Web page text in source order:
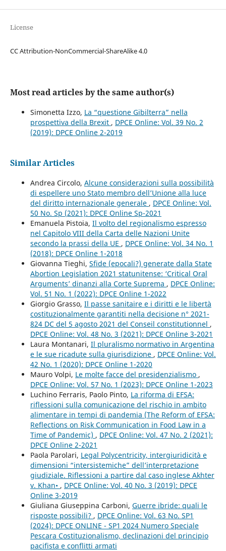
License
CC Attribution-NonCommercial-ShareAlike 4.0
Most read articles by the same author(s)
Simonetta Izzo, La “questione Gibilterra” nella
prospettiva della Brexit , DPCE Online: Vol. 39 No. 2
(2019): DPCE Online 2-2019
Similar Articles
Andrea Circolo, Alcune considerazioni sulla possibilità
di espellere uno Stato membro dell’Unione alla luce
del diritto internazionale generale , DPCE Online: Vol.
50 No. Sp (2021): DPCE Online Sp-2021
Emanuela Pistoia, Il volto del regionalismo espresso
nel Capitolo VIII della Carta delle Nazioni Unite
secondo la prassi della UE , DPCE Online: Vol. 34 No. 1
(2018): DPCE Online 1-2018
Giovanna Tieghi, Sfide (epocali?) generate dalla State
Abortion Legislation 2021 statunitense: ‘Critical Oral
Arguments’ dinanzi alla Corte Suprema , DPCE Online:
Vol. 51 No. 1 (2022): DPCE Online 1-2022
Giorgio Grasso, Il passe sanitaire e i diritti e le libertà
costituzionalmente garantiti nella decisione n° 2021-
824 DC del 5 agosto 2021 del Conseil constitutionnel ,
DPCE Online: Vol. 48 No. 3 (2021): DPCE Online 3-2021
Laura Montanari, Il pluralismo normativo in Argentina
e le sue ricadute sulla giurisdizione , DPCE Online: Vol.
42 No. 1 (2020): DPCE Online 1-2020
Mauro Volpi, Le molte facce del presidenzialismo ,
DPCE Online: Vol. 57 No. 1 (2023): DPCE Online 1-2023
Luchino Ferraris, Paolo Pinto, La riforma di EFSA:
riflessioni sulla comunicazione del rischio in ambito
alimentare in tempi di pandemia (The Reform of EFSA:
Reflections on Risk Communication in Food Law in a
Time of Pandemic) , DPCE Online: Vol. 47 No. 2 (2021):
DPCE Online 2-2021
Paola Parolari, Legal Polycentricity, intergiuridicità e
dimensioni “intersistemiche” dell’interpretazione
giudiziale. Riflessioni a partire dal caso inglese Akhter
v. Khan• , DPCE Online: Vol. 40 No. 3 (2019): DPCE
Online 3-2019
Giuliana Giuseppina Carboni, Guerre ibride: quali le
risposte possibili? , DPCE Online: Vol. 63 No. SP1
(2024): DPCE ONLINE - SP1 2024 Numero Speciale
Pescara Costituzionalismo, declinazioni del principio
pacifista e conflitti armati